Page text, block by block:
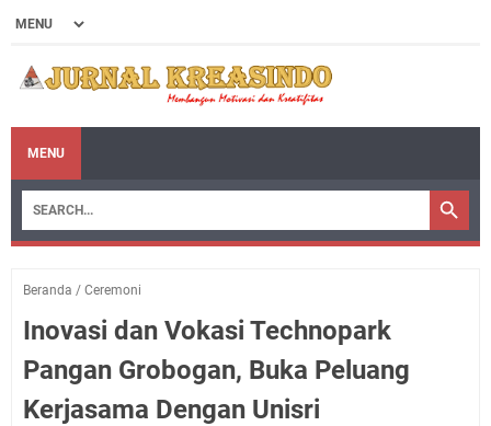
MENU
Beranda / Ceremoni
Inovasi dan Vokasi Technopark
Pangan Grobogan, Buka Peluang
Kerjasama Dengan Unisri